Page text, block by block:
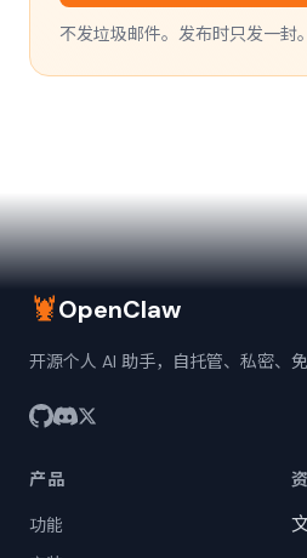
不发垃圾邮件。发布时只发一封。
🦞OpenClaw
开源个人 AI 助手，自托管、私密、免
产品
功能